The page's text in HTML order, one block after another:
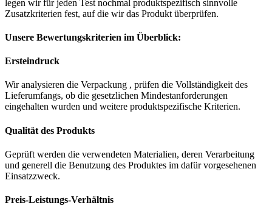
legen wir für jeden Test nochmal produktspezifisch sinnvolle
Zusatzkriterien fest, auf die wir das Produkt überprüfen.
Unsere Bewertungskriterien im Überblick:
Ersteindruck
Wir analysieren die Verpackung , prüfen die Vollständigkeit des
Lieferumfangs, ob die gesetzlichen Mindestanforderungen
eingehalten wurden und weitere produktspezifische Kriterien.
Qualität des Produkts
Geprüft werden die verwendeten Materialien, deren Verarbeitung
und generell die Benutzung des Produktes im dafür vorgesehenen
Einsatzzweck.
Preis-Leistungs-Verhältnis